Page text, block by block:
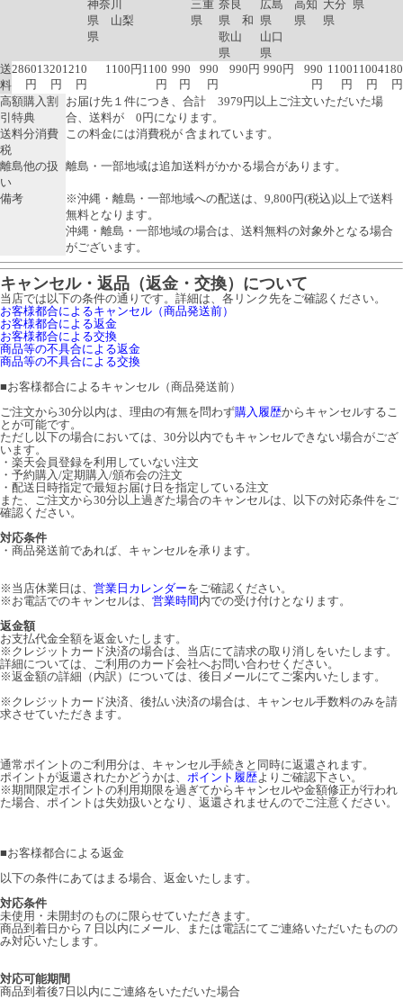
神奈川
県 山梨
県
三重
県
奈良
県 和
歌山
県
広島
県
山口
県
高知
県
大分
県
県
送
料
2860
円
1320
円
1210
円
1100円 1100
円
990
円
990
円
990円 990円
990
円
1100
円
1100
円
4180
円
高額購入割
引特典
お届け先１件につき、合計 3979円以上ご注文いただいた場
合、送料が 0円になります。
送料分消費
税
この料金には消費税が 含まれています。
離島他の扱
い
離島・一部地域は追加送料がかかる場合があります。
備考
※沖縄・離島・一部地域への配送は、9,800円(税込)以上で送料
無料となります。
沖縄・離島・一部地域の場合は、送料無料の対象外となる場合
がございます。
キャンセル・返品（返金・交換）について
当店では以下の条件の通りです。詳細は、各リンク先をご確認ください。
お客様都合によるキャンセル（商品発送前）
お客様都合による返金
お客様都合による交換
商品等の不具合による返金
商品等の不具合による交換
■お客様都合によるキャンセル（商品発送前）
ご注文から30分以内は、理由の有無を問わず購入履歴からキャンセルするこ
とが可能です。
ただし以下の場合においては、30分以内でもキャンセルできない場合がござ
います。
・楽天会員登録を利用していない注文
・予約購入/定期購入/頒布会の注文
・配送日時指定で最短お届け日を指定している注文
また、ご注文から30分以上過ぎた場合のキャンセルは、以下の対応条件をご
確認ください。
対応条件
・商品発送前であれば、キャンセルを承ります。
※当店休業日は、 営業日カレンダーをご確認ください。
※お電話でのキャンセルは、 営業時間 内での受け付けとなります。
返金額
お支払代金全額を返金いたします。
※クレジットカード決済の場合は、当店にて請求の取り消しをいたします。
詳細については、ご利用のカード会社へお問い合わせください。
※返金額の詳細（内訳）については、後日メールにてご案内いたします。
※クレジットカード決済、後払い決済の場合は、キャンセル手数料のみを請
求させていただきます。
通常ポイントのご利用分は、キャンセル手続きと同時に返還されます。
ポイントが返還されたかどうかは、 ポイント履歴よりご確認下さい。
※期間限定ポイントの利用期限を過ぎてからキャンセルや金額修正が行われ
た場合、ポイントは失効扱いとなり、返還されませんのでご注意ください。
■お客様都合による返金
以下の条件にあてはまる場合、返金いたします。
対応条件
未使用・未開封のものに限らせていただきます。
商品到着日から７日以内にメール、または電話にてご連絡いただいたものの
み対応いたします。
対応可能期間
商品到着後7日以内にご連絡をいただいた場合